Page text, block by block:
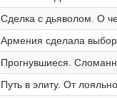
Сделка с дьяволом. О
Армения сделала
Прогнувшиеся.
Путь в элиту. От